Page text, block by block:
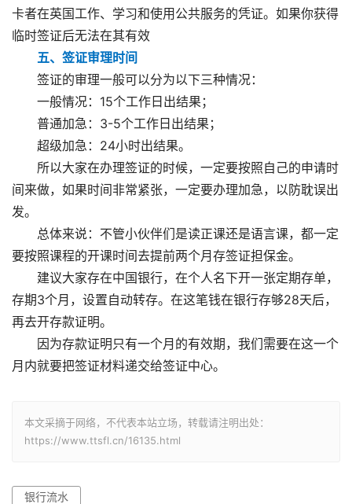
卡者在英国工作、学习和使用公共服务的凭证。如果你获得
临时签证后无法在其有效
五、签证审理时间
签证的审理一般可以分为以下三种情况：
一般情况：15个工作日出结果；
普通加急：3-5个工作日出结果；
超级加急：24小时出结果。
所以大家在办理签证的时候，一定要按照自己的申请时
间来做，如果时间非常紧张，一定要办理加急，以防耽误出
发。
总体来说：不管小伙伴们是读正课还是语言课，都一定
要按照课程的开课时间去提前两个月存签证担保金。
建议大家存在中国银行，在个人名下开一张定期存单，
存期3个月，设置自动转存。在这笔钱在银行存够28天后，
再去开存款证明。
因为存款证明只有一个月的有效期，我们需要在这一个
月内就要把签证材料递交给签证中心。
本文采摘于网络，不代表本站立场，转载请注明出处：
https://www.ttsfl.cn/16135.html
银行流水